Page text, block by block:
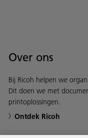
Over ons
Bij Ricoh helpen we
Dit doen we met
printoplossingen.
Ontdek Ricoh